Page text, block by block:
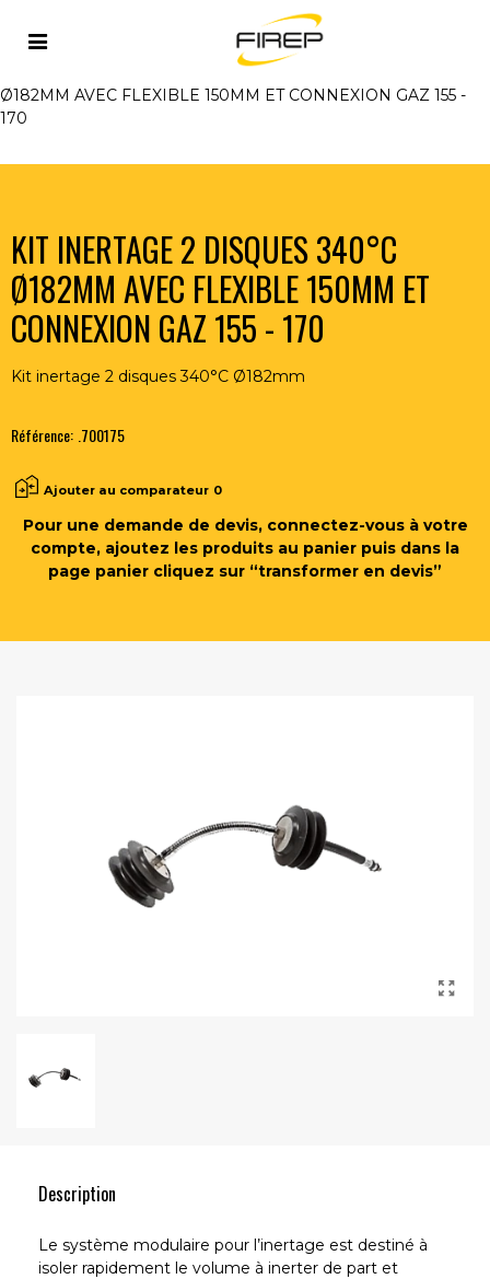
Accueil OUTILLAGE DU SOUDEUR >
KIT INERTAGE 2 DISQUES 340°C
Ø182MM AVEC FLEXIBLE 150MM ET CONNEXION GAZ 155 -
170
KIT INERTAGE 2 DISQUES 340°C
Ø182MM AVEC FLEXIBLE 150MM ET
CONNEXION GAZ 155 - 170
Kit inertage 2 disques 340°C Ø182mm
Référence: .700175
Ajouter au comparateur 0
Pour une demande de devis, connectez-vous à votre
compte, ajoutez les produits au panier puis dans la
page panier cliquez sur “transformer en devis”
Description
Le système modulaire pour l’inertage est destiné à
isoler rapidement le volume à inerter de part et